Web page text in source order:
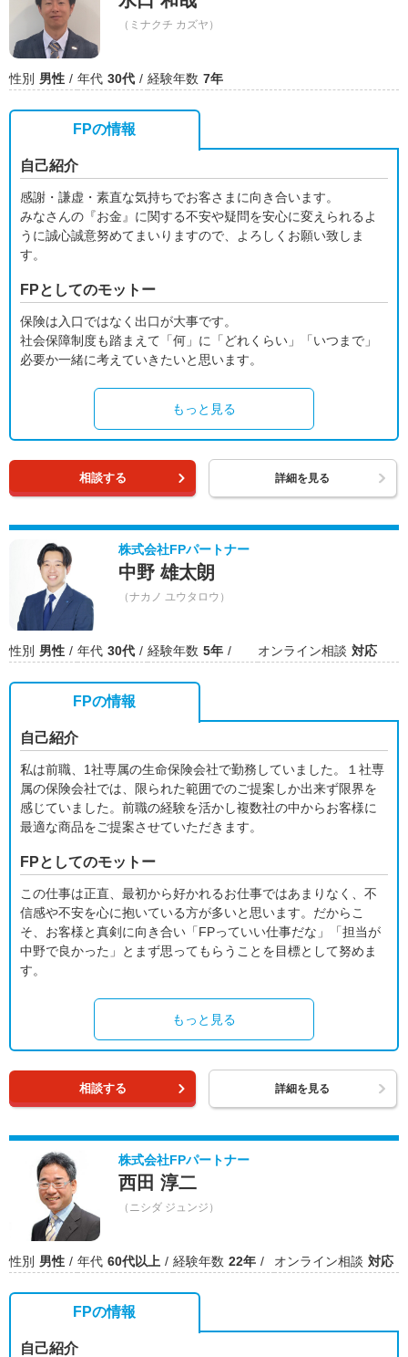
（ミナクチ カズヤ）
性別 男性 年代 30代 経験年数 7年
FPの情報
自己紹介
感謝・謙虚・素直な気持ちでお客さまに向き合います。
みなさんの『お金』に関する不安や疑問を安心に変えられるよ
うに誠心誠意努めてまいりますので、よろしくお願い致しま
す。
FPとしてのモットー
保険は入口ではなく出口が大事です。
社会保障制度も踏まえて「何」に「どれくらい」「いつまで」
必要か一緒に考えていきたいと思います。
もっと見る
相談する 詳細を見る
株式会社FPパートナー
中野 雄太朗
（ナカノ ユウタロウ）
性別 男性 年代 30代 経験年数 5年 オンライン相談 対応
FPの情報
自己紹介
私は前職、1社専属の生命保険会社で勤務していました。１社専
属の保険会社では、限られた範囲でのご提案しか出来ず限界を
感じていました。前職の経験を活かし複数社の中からお客様に
最適な商品をご提案させていただきます。
FPとしてのモットー
この仕事は正直、最初から好かれるお仕事ではあまりなく、不
信感や不安を心に抱いている方が多いと思います。だからこ
そ、お客様と真剣に向き合い「FPっていい仕事だな」「担当が
中野で良かった」とまず思ってもらうことを目標として努めま
す。
もっと見る
相談する 詳細を見る
株式会社FPパートナー
西田 淳二
（ニシダ ジュンジ）
性別 男性 年代 60代以上 経験年数 22年 オンライン相談 対応
FPの情報
自己紹介